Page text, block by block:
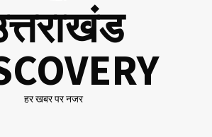
हर खबर पर नजर